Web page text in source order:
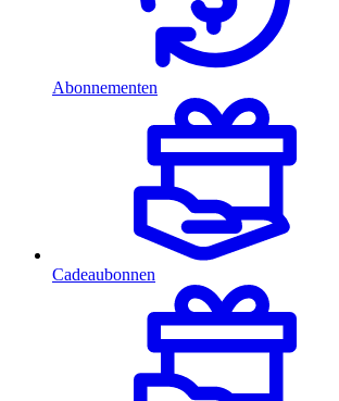
Abonnementen
Cadeaubonnen